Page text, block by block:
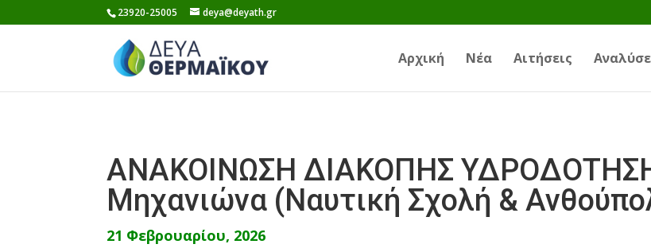
to
23920-25005 deya@deyath.gr
Αρχική Νέα Αιτήσεις
ΑΝΑΚΟΙΝΩΣΗ ΔΙΑΚΟΠΗΣ
Μηχανιώνα (Ναυτική Σχολή &
21 Φεβρουαρίου, 2026